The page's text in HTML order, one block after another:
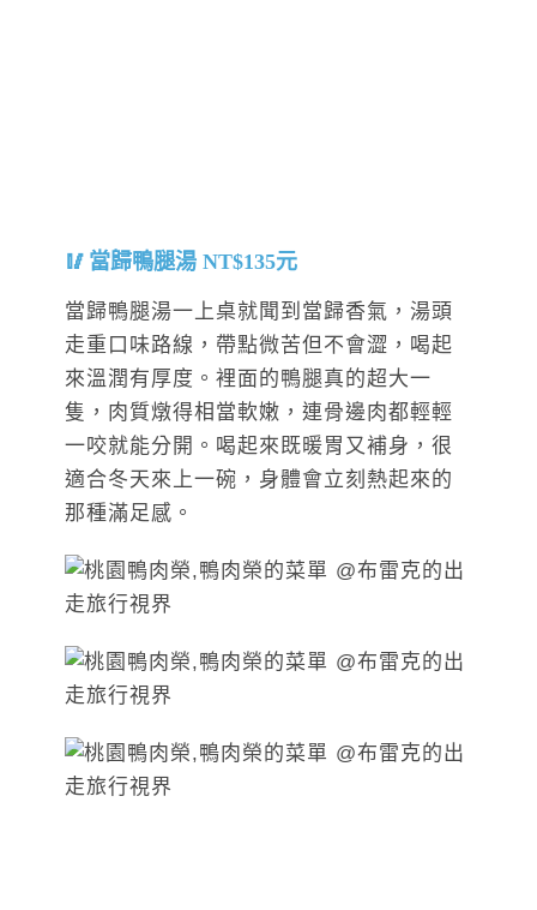
當歸鴨腿湯 NT$135元
當歸鴨腿湯一上桌就聞到當歸香氣，湯頭
走重口味路線，帶點微苦但不會澀，喝起
來溫潤有厚度。裡面的鴨腿真的超大一
隻，肉質燉得相當軟嫩，連骨邊肉都輕輕
一咬就能分開。喝起來既暖胃又補身，很
適合冬天來上一碗，身體會立刻熱起來的
那種滿足感。